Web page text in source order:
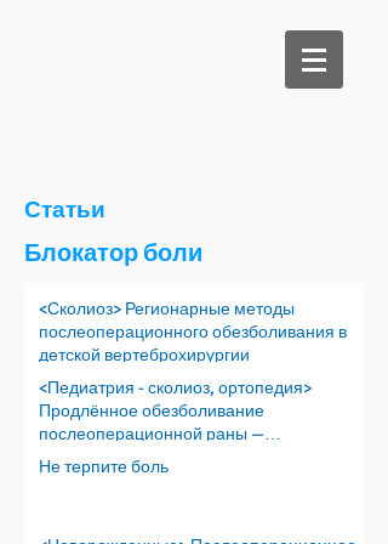
Статьи
Блокатор боли
<Сколиоз> Регионарные методы
послеоперационного обезболивания в
детской вертеброхирургии
<Педиатрия - сколиоз, ортопедия>
Продлённое обезболивание
послеоперационной раны —
перспективы
Не терпите боль